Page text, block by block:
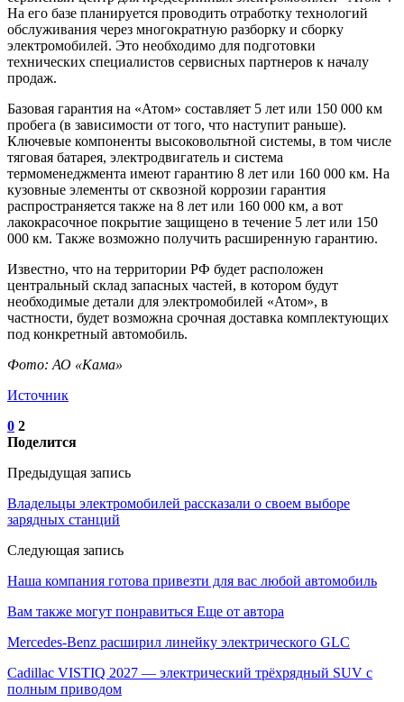
На его базе планируется проводить отработку технологий
обслуживания через многократную разборку и сборку
электромобилей. Это необходимо для подготовки
технических специалистов сервисных партнеров к началу
продаж.
Базовая гарантия на «Атом» составляет 5 лет или 150 000 км
пробега (в зависимости от того, что наступит раньше).
Ключевые компоненты высоковольтной системы, в том числе
тяговая батарея, электродвигатель и система
термоменеджмента имеют гарантию 8 лет или 160 000 км. На
кузовные элементы от сквозной коррозии гарантия
распространяется также на 8 лет или 160 000 км, а вот
лакокрасочное покрытие защищено в течение 5 лет или 150
000 км. Также возможно получить расширенную гарантию.
Известно, что на территории РФ будет расположен
центральный склад запасных частей, в котором будут
необходимые детали для электромобилей «Атом», в
частности, будет возможна срочная доставка комплектующих
под конкретный автомобиль.
Фото: АО «Кама»
Источник
0 2
Поделится
Предыдущая запись
Владельцы электромобилей рассказали о своем выборе
зарядных станций
Следующая запись
Наша компания готова привезти для вас любой автомобиль
Вам также могут понравиться Еще от автора
Mercedes-Benz расширил линейку электрического GLC
Cadillac VISTIQ 2027 — электрический трёхрядный SUV с
полным приводом